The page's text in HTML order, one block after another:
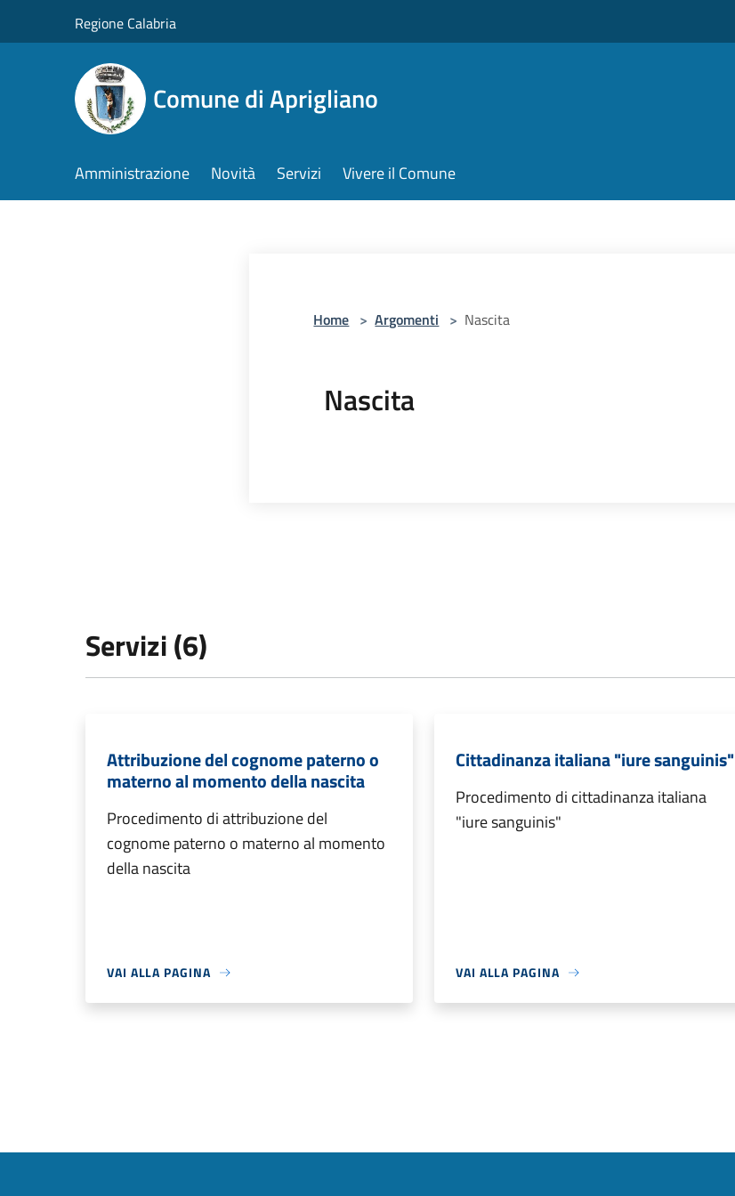
Regione Calabria
Comune di Aprigliano
Amministrazione Novità Servizi Vivere il Comune
Home > Argomenti > Nascita
Nascita
Servizi (6)
Attribuzione del cognome paterno o
materno al momento della nascita
Procedimento di attribuzione del
cognome paterno o materno al momento
della nascita
VAI ALLA PAGINA
Cittadinanza italiana "iure sanguinis"
Procedimento di cittadinanza italiana
"iure sanguinis"
VAI ALLA PAGINA